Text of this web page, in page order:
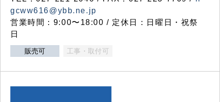
gcww616@ybb.ne.jp
営業時間：9:00〜18:00 / 定休日：日曜日・祝祭
日
販売可 工事・取付可